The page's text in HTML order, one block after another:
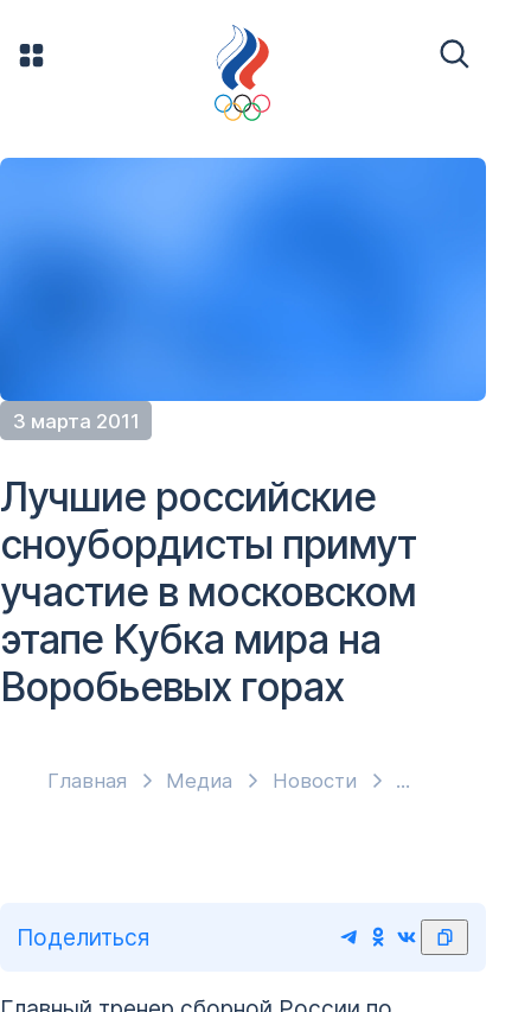
3 марта 2011
Главная Медиа Новости
Лучшие российские
сноубордисты примут
участие в московском
этапе Кубка мира на
Воробьевых горах
Поделиться